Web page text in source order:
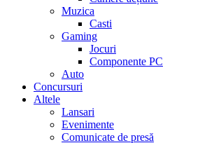
Muzica
Casti
Gaming
Jocuri
Componente PC
Auto
Concursuri
Altele
Lansari
Evenimente
Comunicate de presă